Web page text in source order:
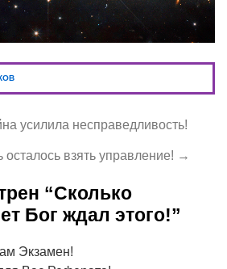
усилила несправедливость!
осталось взять управление! →
“Сколько
Бог ждал этого!”
Экзамен!